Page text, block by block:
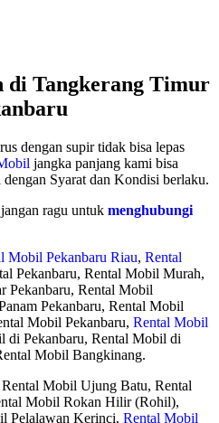
di Tangkerang Timur
dengan supir tidak bisa lepas
jangka panjang kami bisa
Syarat dan Kondisi berlaku.
ragu untuk menghubungi
Mobil Pekanbaru Riau, Rental
Pekanbaru, Rental Mobil Murah,
Pekanbaru, Rental Mobil
Pekanbaru, Rental Mobil
Mobil Pekanbaru, Rental Mobil
di Pekanbaru, Rental Mobil di
Mobil Bangkinang.
Mobil Ujung Batu, Rental
Mobil Rokan Hilir (Rohil),
Pelalawan Kerinci, Rental Mobil